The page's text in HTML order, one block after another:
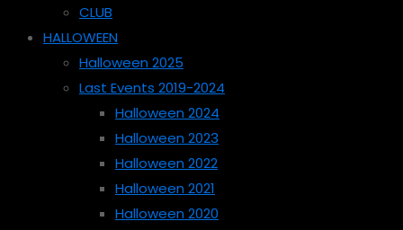
CLUB
HALLOWEEN
Halloween 2025
Last Events 2019-2024
Halloween 2024
Halloween 2023
Halloween 2022
Halloween 2021
Halloween 2020